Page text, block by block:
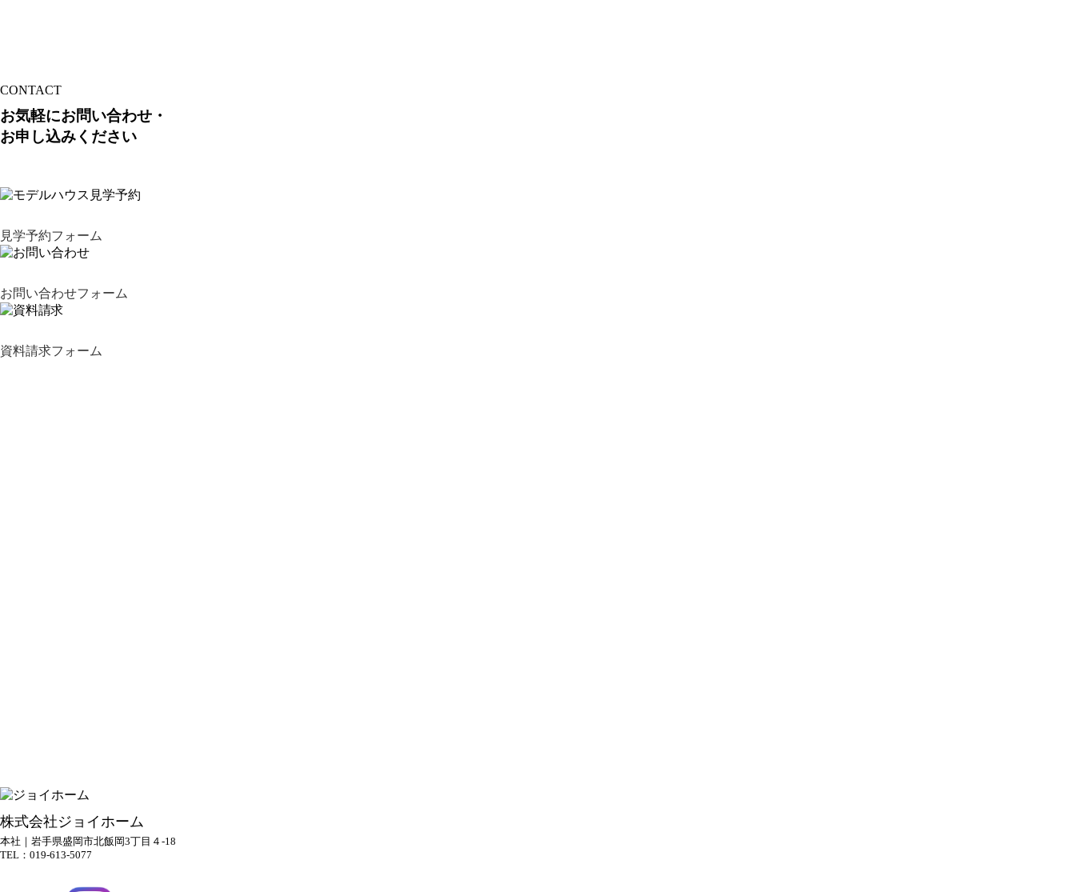
CONTACT
お気軽にお問い合わせ・
お申し込みください
見学予約フォーム
お問い合わせフォーム
資料請求フォーム
株式会社ジョイホーム
本社｜岩手県盛岡市北飯岡3丁目４-18
TEL：019-613-5077